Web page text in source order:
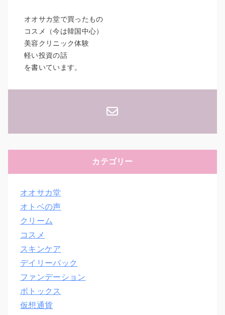
オオサカ堂で買ったもの
コスメ（今は韓国中心）
美容クリニック体験
軽い投資の話
を書いています。
カテゴリー
オオサカ堂
オトベの声
クリーム
コスメ
スキンケア
デイリーパック
ファンデーション
ボトックス
仮想通貨